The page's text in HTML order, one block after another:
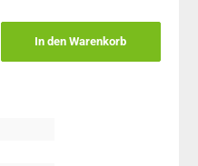
In den Warenkorb